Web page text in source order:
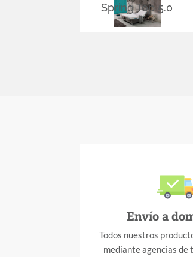
Spring Top 5.0
Envío a
Todos nuestros
mediante agencias de